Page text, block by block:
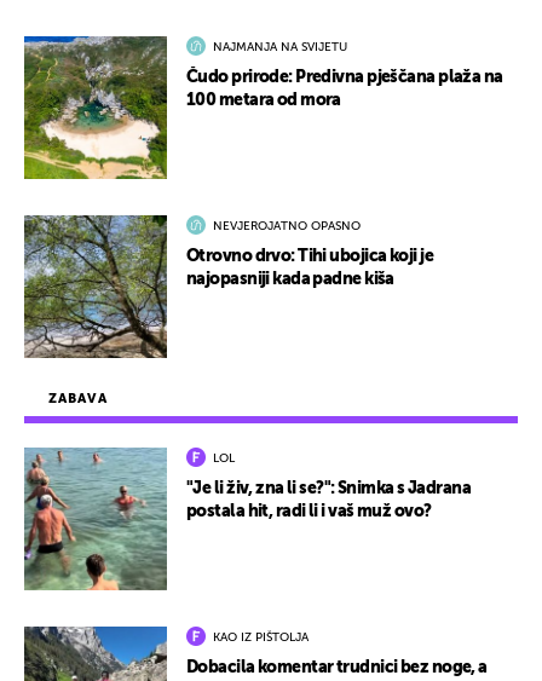
ZABAVA
LOL
"Je li živ, zna li se?": Snimka s Jadrana
postala hit, radi li i vaš muž ovo?
KAO IZ PIŠTOLJA
Dobacila komentar trudnici bez noge, a
NAJMANJA NA SVIJETU
Čudo prirode: Predivna pješčana plaža na
100 metara od mora
NEVJEROJATNO OPASNO
Otrovno drvo: Tihi ubojica koji je
najopasniji kada padne kiša